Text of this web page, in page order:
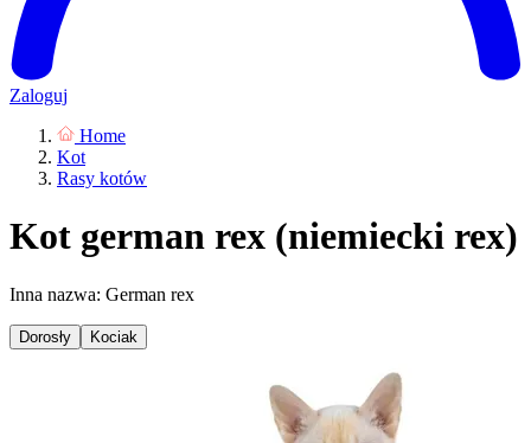
Zaloguj
Home
Kot
Rasy kotów
Kot german rex (niemiecki rex)
Inna nazwa: German rex
Dorosły Kociak